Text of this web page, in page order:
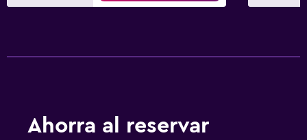
Ahorra al reservar